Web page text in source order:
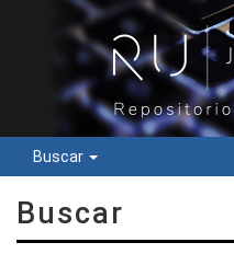
Buscar
Buscar